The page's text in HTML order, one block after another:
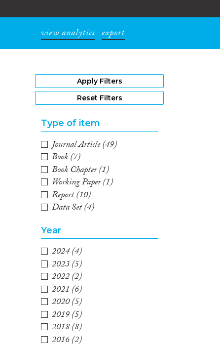
view analytics export
Apply Filters
Reset Filters
Type of item
Journal Article(49)
Book(7)
Book Chapter(1)
Working Paper(1)
Report(10)
Data Set(4)
Year
2024(4)
2023(5)
2022(2)
2021(6)
2020(5)
2019(5)
2018(8)
2016(2)